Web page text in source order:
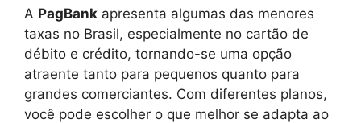
A PagBank apresenta algumas das menores
taxas no Brasil, especialmente no cartão de
débito e crédito, tornando-se uma opção
atraente tanto para pequenos quanto para
grandes comerciantes. Com diferentes planos,
você pode escolher o que melhor se adapta ao